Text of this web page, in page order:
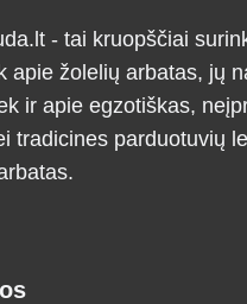
- tai kruopščiai
apie žolelių arbatas, jų
ir apie egzotiškas,
tradicines parduotuvių